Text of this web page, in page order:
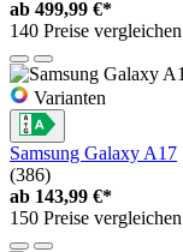
ab 499,99 €*
140 Preise vergleichen
Varianten
Samsung Galaxy A17
(386)
ab 143,99 €*
150 Preise vergleichen